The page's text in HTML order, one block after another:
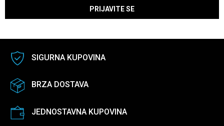
PRIJAVITE SE
SIGURNA KUPOVINA
BRZA DOSTAVA
JEDNOSTAVNA KUPOVINA